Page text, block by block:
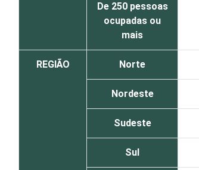
De 250 pessoas
ocupadas ou
mais
REGIÃO Norte
Nordeste
Sudeste
Sul